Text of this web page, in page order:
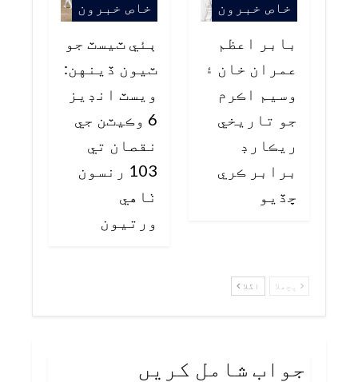
خاص خبرون
بابر اعظم
عمران خان ۽
وسيم اڪرم
جو تاريخي
ريڪارڊ
برابر ڪري
ڇڏيو
خاص خبرون
ٻئي ٽيسٽ جو
ٽيون ڏينهن:
ويسٽ انڊيز
6 وڪيٽن جي
نقصان تي
103 رنسون
ٺاهي
ورتيون
پچھلا اگلا
جواب شامل کریں